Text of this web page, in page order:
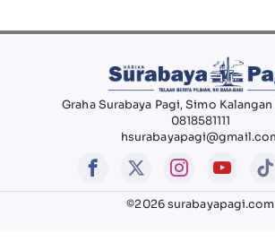
Graha Surabaya Pagi, Simo Kalangan
0818581111
©2026 surabayapagi.com